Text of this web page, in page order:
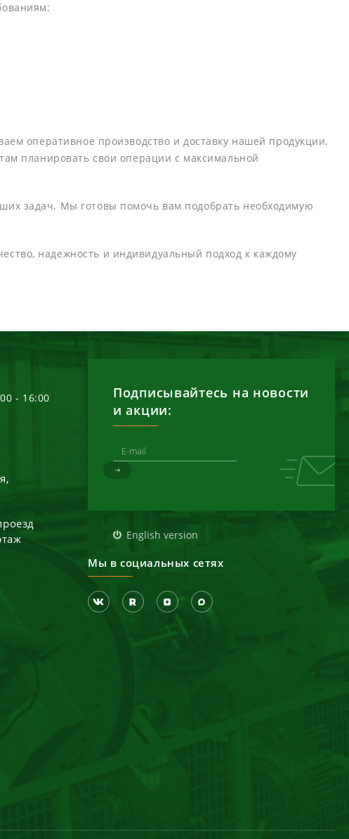
оперативное производство и доставку нашей продукции.
планировать свои операции с максимальной
задач. Мы готовы помочь вам подобрать необходимую
надежность и индивидуальный подход к каждому
- 16:00
Подписывайтесь на новости
и акции:
English version
Мы в социальных сетях